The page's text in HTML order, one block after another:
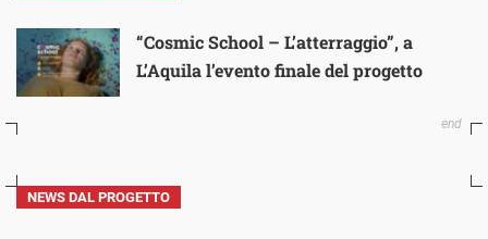
“Cosmic School – L’atterraggio”, a
L’Aquila l’evento finale del progetto
NEWS DAL PROGETTO